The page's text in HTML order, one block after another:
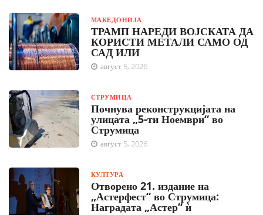
МАКЕДОНИЈА
ТРАМП НАРЕДИ ВОЈСКАТА ДА
КОРИСТИ МЕТАЛИ САМО ОД
САД ИЛИ
август 5, 2026
СТРУМИЦА
Почнува реконструкцијата на
улицата „5-ти Ноември“ во
Струмица
август 5, 2026
КУЛТУРА
Отворено 21. издание на
„Астерфест“ во Струмица:
Наградата „Астер“ ѝ